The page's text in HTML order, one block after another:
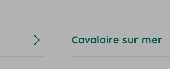
Cavalaire sur mer